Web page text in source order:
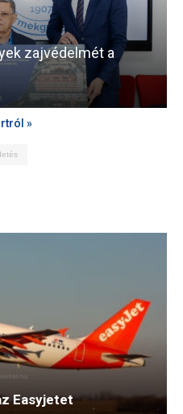
zajvédelmét a
»
Easyjetet